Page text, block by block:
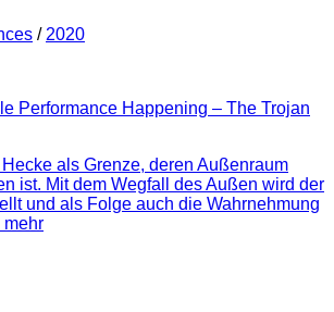
/ 2020
Performance Happening – The Trojan
als Grenze, deren Außenraum
ist. Mit dem Wegfall des Außen wird der
und als Folge auch die Wahrnehmung
mehr